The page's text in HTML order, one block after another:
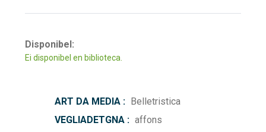
Disponibel:
Ei disponibel en biblioteca.
ART DA MEDIA : Belletristica
VEGLIADETGNA : affons